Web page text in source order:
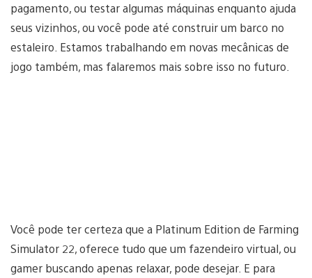
pagamento, ou testar algumas máquinas enquanto ajuda
seus vizinhos, ou você pode até construir um barco no
estaleiro. Estamos trabalhando em novas mecânicas de
jogo também, mas falaremos mais sobre isso no futuro.
Você pode ter certeza que a Platinum Edition de Farming
Simulator 22, oferece tudo que um fazendeiro virtual, ou
gamer buscando apenas relaxar, pode desejar. E para